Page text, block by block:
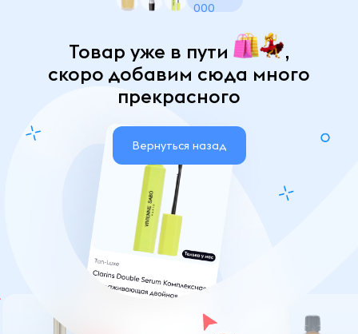
000
Товар уже в пути
,
скоро добавим сюда много
прекрасного
Вернуться назад